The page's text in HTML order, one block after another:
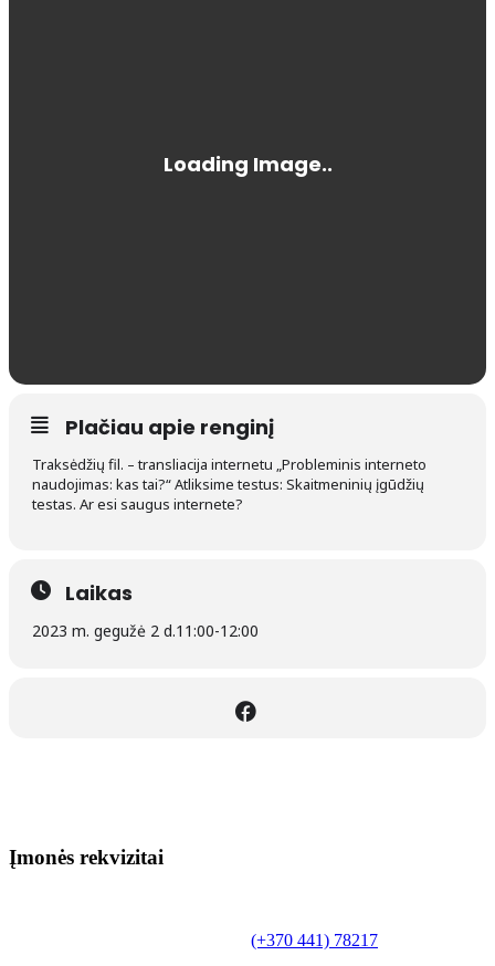
Plačiau apie renginį
Traksėdžių fil. – transliacija internetu „Probleminis interneto
naudojimas: kas tai?“ Atliksime testus: Skaitmeninių įgūdžių
testas. Ar esi saugus internete?
Laikas
2023 m. gegužė 2 d.11:00-12:00
Įmonės rekvizitai
(+370 441) 78217